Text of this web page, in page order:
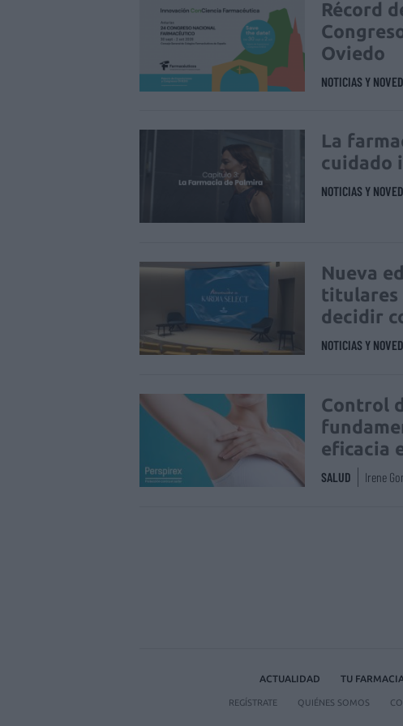
Récord
Oviedo
NOTICIAS Y
La
cuidado
NOTICIAS Y
Nueva
titulares
decidir
NOTICIAS Y
Control
eficacia
SALUD Irene
ACTUALIDAD TU
REGÍSTRATE QUIÉNES SOMOS